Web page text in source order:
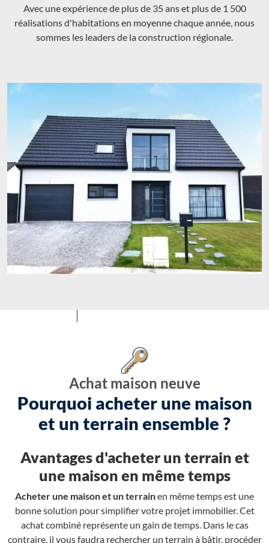
Avec une expérience de plus de 35 ans et plus de 1 500
réalisations d'habitations en moyenne chaque année, nous
sommes les leaders de la construction régionale.
Achat maison neuve
Pourquoi acheter une maison
et un terrain ensemble ?
Avantages d'acheter un terrain et
une maison en même temps
Acheter une maison et un terrainen même temps est une
bonne solution pour simplifier votre projet immobilier. Cet
achat combiné représente un gain de temps. Dans le cas
contraire, il vous faudra rechercher un terrain à bâtir, procéder